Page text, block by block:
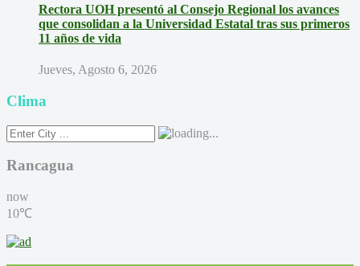
Rectora UOH presentó al Consejo Regional los avances
que consolidan a la Universidad Estatal tras sus primeros
11 años de vida
Jueves, Agosto 6, 2026
Clima
Rancagua
now
10℃